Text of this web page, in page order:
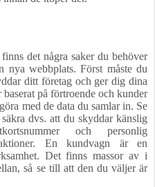
det några saker du behöver
webbplats. Först måste du
ditt företag och ger dig dina
på förtroende och kunder
med de data du samlar in. Se
dvs. att du skyddar känslig
och personlig
En kundvagn är en
Det finns massor av i
så se till att den du väljer är